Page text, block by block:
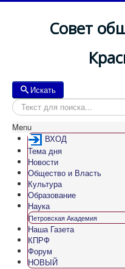
Совет
Искать
Menu
ВХОД
Тема дня
Новости
Общество и Власть
Культура
Образование
Наука
Петровская Академия
Наша Газета
КПРФ
Форум
НОВЫЙ